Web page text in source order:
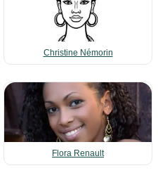
Christine Némorin
Flora Renault